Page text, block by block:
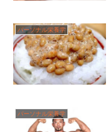
パーソナル栄養学
パーソナル栄養学